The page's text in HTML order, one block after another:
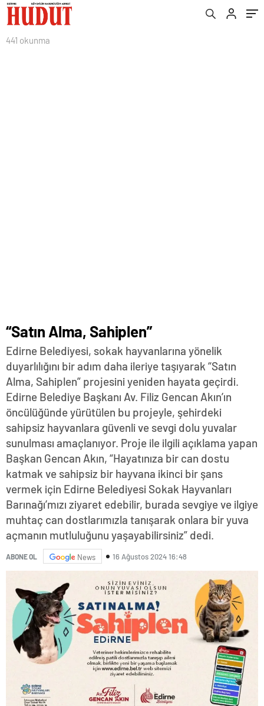
441 okunma
“Satın Alma, Sahiplen”
Edirne Belediyesi, sokak hayvanlarına yönelik
duyarlılığını bir adım daha ileriye taşıyarak “Satın
Alma, Sahiplen” projesini yeniden hayata geçirdi.
Edirne Belediye Başkanı Av. Filiz Gencan Akın’ın
öncülüğünde yürütülen bu projeyle, şehirdeki
sahipsiz hayvanlara güvenli ve sevgi dolu yuvalar
sunulması amaçlanıyor. Proje ile ilgili açıklama yapan
Başkan Gencan Akın, “Hayatınıza bir can dostu
katmak ve sahipsiz bir hayvana ikinci bir şans
vermek için Edirne Belediyesi Sokak Hayvanları
Barınağı’mızı ziyaret edebilir, burada sevgiye ve ilgiye
muhtaç can dostlarımızla tanışarak onlara bir yuva
açmanın mutluluğunu yaşayabilirsiniz” dedi.
ABONE OL News 16 Ağustos 2024 16:48